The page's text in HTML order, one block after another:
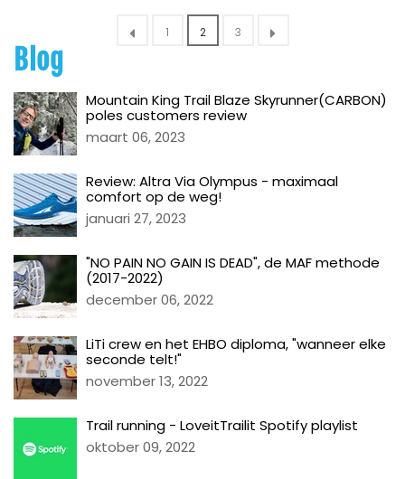
1 2 3
Blog
Mountain King Trail Blaze Skyrunner(CARBON)
poles customers review
maart 06, 2023
Review: Altra Via Olympus - maximaal
comfort op de weg!
januari 27, 2023
"NO PAIN NO GAIN IS DEAD", de MAF methode
(2017-2022)
december 06, 2022
LiTi crew en het EHBO diploma, "wanneer elke
seconde telt!"
november 13, 2022
Trail running - LoveitTrailit Spotify playlist
oktober 09, 2022